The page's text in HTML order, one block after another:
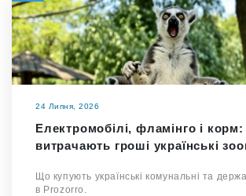
24 Липня, 2026
Електромобілі, фламінго і
витрачають гроші українські
Що купують українські комунальні та
в Prozorro.